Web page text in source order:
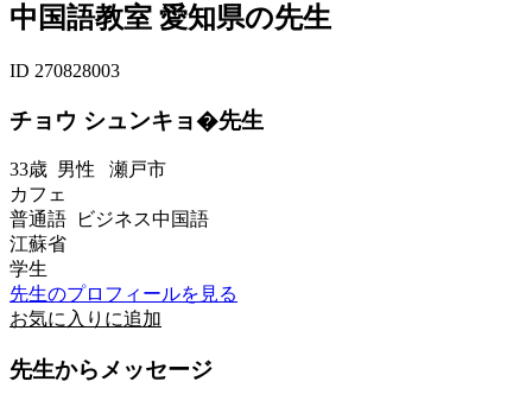
中国語教室 愛知県の先生
ID 270828003
チョウ シュンキョ�先生
33歳 男性 瀬戸市
カフェ
普通語 ビジネス中国語
江蘇省
学生
先生のプロフィールを見る
お気に入りに追加
先生からメッセージ